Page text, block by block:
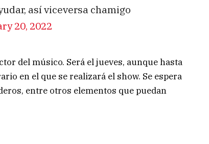
así viceversa chamigo
20, 2022
del músico. Será el jueves, aunque hasta
en el que se realizará el show. Se espera
entre otros elementos que puedan